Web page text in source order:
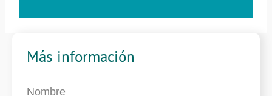
Más información